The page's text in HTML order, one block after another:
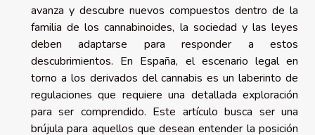
avanza y descubre nuevos compuestos dentro de la
familia de los cannabinoides, la sociedad y las leyes
deben adaptarse para responder a estos
descubrimientos. En España, el escenario legal en
torno a los derivados del cannabis es un laberinto de
regulaciones que requiere una detallada exploración
para ser comprendido. Este artículo busca ser una
brújula para aquellos que desean entender la posición